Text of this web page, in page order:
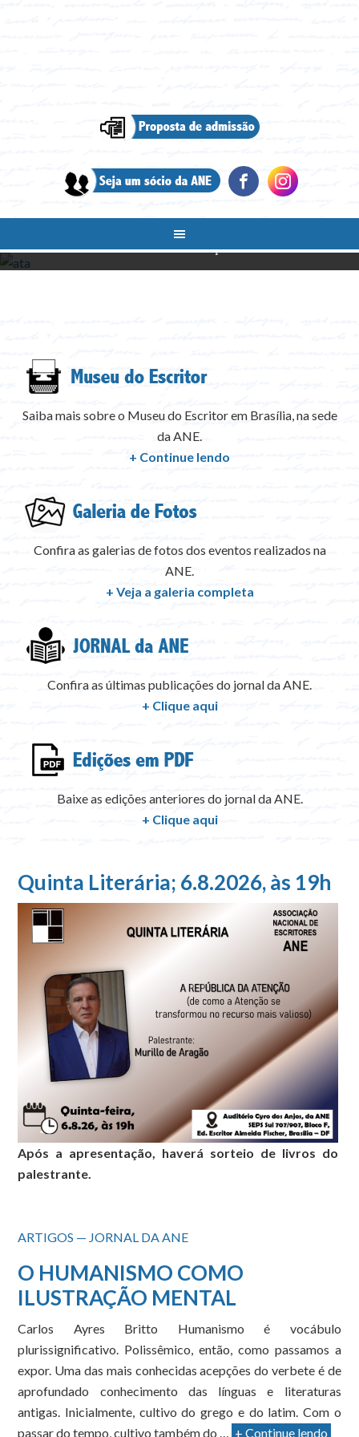
ATA DE FUNDAÇÃO
Saiba mais sobre o Museu do Escritor em Brasília, na sede
da ANE.
+ Continue lendo
Confira as galerias de fotos dos eventos realizados na
ANE.
+ Veja a galeria completa
Confira as últimas publicações do jornal da ANE.
+ Clique aqui
Baixe as edições anteriores do jornal da ANE.
+ Clique aqui
Quinta Literária; 6.8.2026, às 19h
Após a apresentação, haverá sorteio de livros do
palestrante.
ARTIGOS — JORNAL DA ANE
O HUMANISMO COMO
ILUSTRAÇÃO MENTAL
Carlos Ayres Britto Humanismo é vocábulo
plurissignificativo. Polissêmico, então, como passamos a
expor. Uma das mais conhecidas acepções do verbete é de
aprofundado conhecimento das línguas e literaturas
antigas. Inicialmente, cultivo do grego e do latim. Com o
passar do tempo, cultivo também do … + Continue lendo